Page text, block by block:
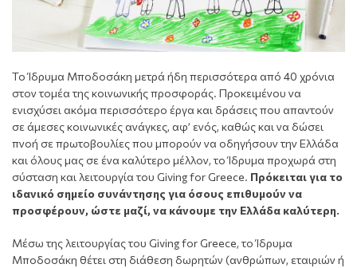
Το Ίδρυμα Μποδοσάκη μετρά ήδη περισσότερα από 40 χρόνια
στον τομέα της κοινωνικής προσφοράς. Προκειμένου να
ενισχύσει ακόμα περισσότερο έργα και δράσεις που απαντούν
σε άμεσες κοινωνικές ανάγκες, αφ’ ενός, καθώς και να δώσει
πνοή σε πρωτοβουλίες που μπορούν να οδηγήσουν την Ελλάδα
και όλους μας σε ένα καλύτερο μέλλον, το Ίδρυμα προχωρά στη
σύσταση και λειτουργία του Giving for Greece. Πρόκειται για το
ιδανικό σημείο συνάντησης για όσους επιθυμούν να
προσφέρουν, ώστε μαζί, να κάνουμε την Ελλάδα καλύτερη.
Μέσω της λειτουργίας του Giving for Greece, το Ίδρυμα
Μποδοσάκη θέτει στη διάθεση δωρητών (ανθρώπων, εταιριών ή